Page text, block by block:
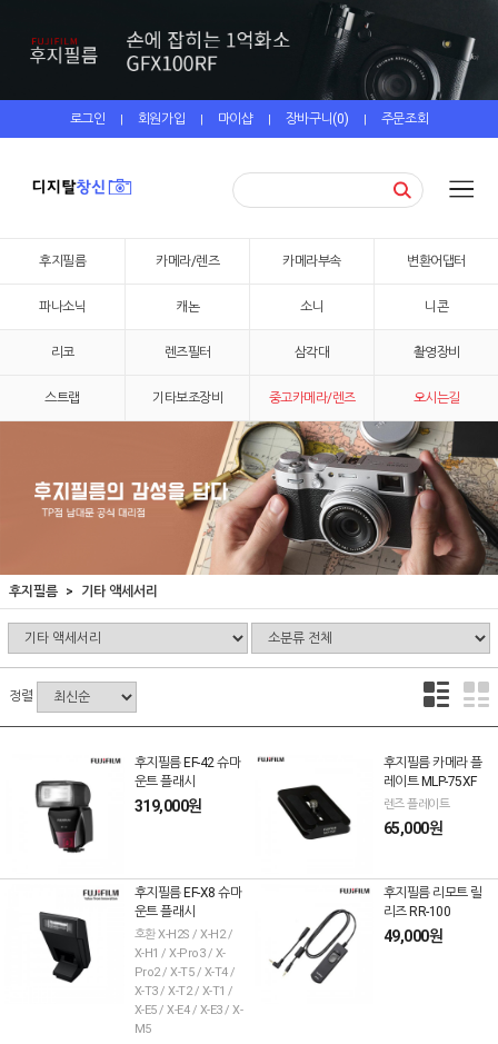
로그인 | 회원가입 | 마이샵 | 장바구니(0) | 주문조회
후지필름 카메라/렌즈 카메라부속 변환어댑터
파나소닉 캐논 소니 니콘
리코 렌즈필터 삼각대 촬영장비
스트랩 기타보조장비 중고카메라/렌즈 오시는길
후지필름 기타 액세서리
정렬
후지필름 EF-42 슈마
운트 플래시
319,000원
후지필름 카메라 플
레이트 MLP-75XF
렌즈 플레이트
65,000원
후지필름 EF-X8 슈마
운트 플래시
호환 X-H2S / X-H2 /
X-H1 / X-Pro3 / X-
Pro2 / X-T5 / X-T4 /
X-T3 / X-T2 / X-T1 /
X-E5 / X-E4 / X-E3 / X-
M5
후지필름 리모트 릴
리즈 RR-100
49,000원